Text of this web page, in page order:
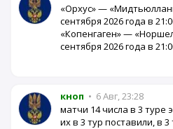
«Орхус» —
сентября 2026 года в
«Копенгаген» —
сентября 2026 года в
кноп • 6 Авг, 23:28
матчи 14 числа в 3 туре
их в 3 тур поставили, в